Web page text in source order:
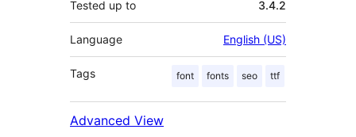
Tested up to 3.4.2
Language English (US)
Tags font fonts seo ttf
Advanced View